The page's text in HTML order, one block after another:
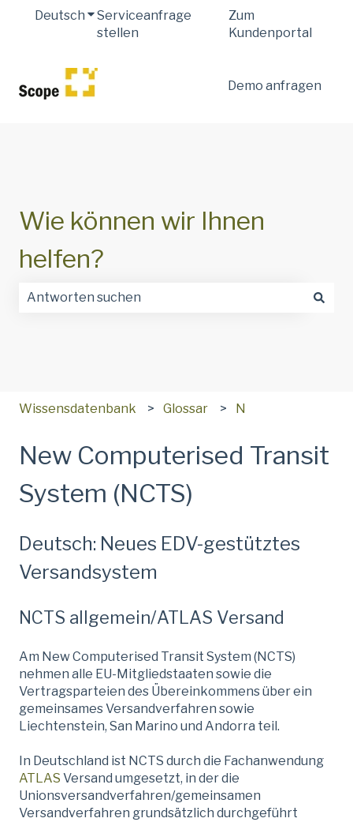
Deutsch Untermenü für Übersetzungen anzeigen
Serviceanfrage
stellen
Zum
Kundenportal
Demo anfragen
Wie können wir Ihnen
helfen?
Wissensdatenbank Glossar N
New Computerised Transit
System (NCTS)
Deutsch: Neues EDV-gestütztes
Versandsystem
NCTS allgemein/ATLAS Versand
Am New Computerised Transit System (NCTS)
nehmen alle EU-Mitgliedstaaten sowie die
Vertragsparteien des Übereinkommens über ein
gemeinsames Versandverfahren sowie
Liechtenstein, San Marino und Andorra teil.
In Deutschland ist NCTS durch die Fachanwendung
ATLAS Versand umgesetzt, in der die
Unionsversandverfahren/gemeinsamen
Versandverfahren grundsätzlich durchgeführt